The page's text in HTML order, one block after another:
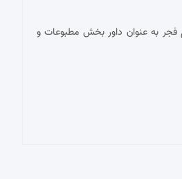
فجر به عنوان داور بخش مطبوعات و